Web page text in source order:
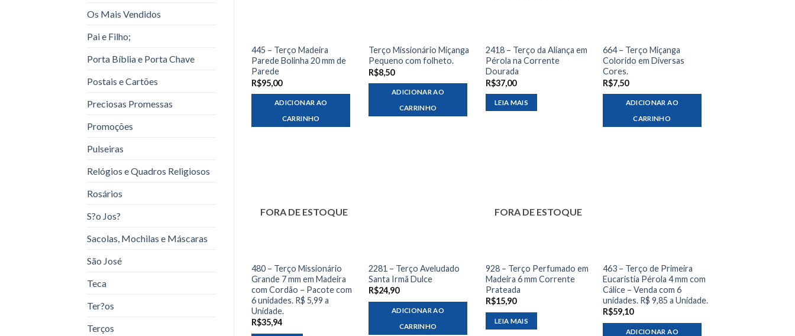
Os Mais Vendidos
Pai e Filho;
Porta Bíblia e Porta Chave
Postais e Cartões
Preciosas Promessas
Promoções
Pulseiras
Relógios e Quadros Religiosos
Rosários
S?o Jos?
Sacolas, Mochilas e Máscaras
São José
Teca
Ter?os
Terços
445 – Terço Madeira
Parede Bolinha 20 mm de
Parede
R$95,00
ADICIONAR AO
CARRINHO
Terço Missionário Miçanga
Pequeno com folheto.
R$8,50
ADICIONAR AO
CARRINHO
2418 – Terço da Aliança em
Pérola na Corrente
Dourada
R$37,00
LEIA MAIS
664 – Terço Miçanga
Colorido em Diversas
Cores.
R$7,50
ADICIONAR AO
CARRINHO
FORA DE ESTOQUE
480 – Terço Missionário
Grande 7 mm em Madeira
com Cordão – Pacote com
6 unidades. R$ 5,99 a
Unidade.
R$35,94
2281 – Terço Aveludado
Santa Irmã Dulce
R$24,90
ADICIONAR AO
CARRINHO
FORA DE ESTOQUE
928 – Terço Perfumado em
Madeira 6 mm Corrente
Prateada
R$15,90
LEIA MAIS
463 – Terço de Primeira
Eucaristia Pérola 4 mm com
Cálice – Venda com 6
unidades. R$ 9,85 a Unidade.
R$59,10
ADICIONAR AO